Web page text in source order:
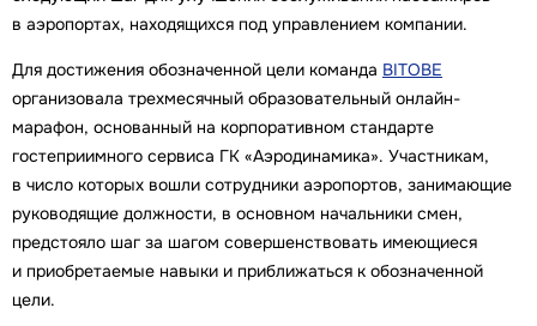
в аэропортах, находящихся под управлением компании.
Для достижения обозначенной цели команда BITOBE
организовала трехмесячный образовательный онлайн-
марафон, основанный на корпоративном стандарте
гостеприимного сервиса ГК «Аэродинамика». Участникам,
в число которых вошли сотрудники аэропортов, занимающие
руководящие должности, в основном начальники смен,
предстояло шаг за шагом совершенствовать имеющиеся
и приобретаемые навыки и приближаться к обозначенной
цели.